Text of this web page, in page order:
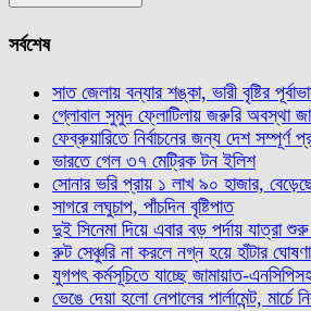
সর্বশেষ
সাত জেলায় বন্যার শঙ্কা, ভারী বৃষ্টির
গ্লোবাল সুমুদ ফ্লোটিলায় জরুরি অবস্থা
ফেব্রুয়ারিতে নির্বাচনের জন্য দেশ সম্পূর্ণ
ভারতে গেল ৩৭ মেট্রিক টন ইলিশ
সোনার ভরি প্রায় ১ লাখ ৯০ হাজার,
সাগরে লঘুচাপ, পাঁচদিন বৃষ্টিপাত
দুই সিনেমা দিয়ে এবার বড় পর্দায় যাত্রা
রুট সেঞ্চুরি না করলে নগ্ন হয়ে হাঁটার
যুগপৎ কর্মসূচিতে যাচ্ছে জামায়াত-
ভেঙে দেয়া হলো নেপালের পার্লামেন্ট, মার্চে